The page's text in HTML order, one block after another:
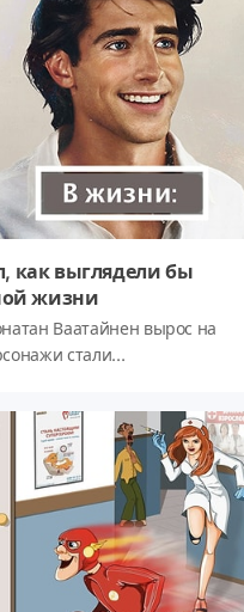
являются главным
художника.
как выглядели бы
жизни
Ваатайнен вырос на
стали
портреты персонажей из
выглядят невероятно